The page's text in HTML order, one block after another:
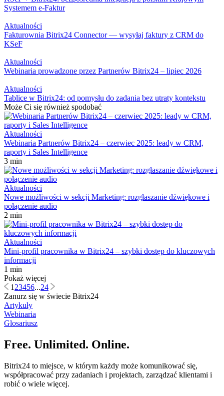
Systemem e-Faktur
Aktualności
Fakturownia Bitrix24 Connector — wysyłaj faktury z CRM do
KSeF
Aktualności
Webinaria prowadzone przez Partnerów Bitrix24 – lipiec 2026
Aktualności
Tablice w Bitrix24: od pomysłu do zadania bez utraty kontekstu
Może Ci się również spodobać
Aktualności
Webinaria Partnerów Bitrix24 – czerwiec 2025: leady w CRM,
raporty i Sales Intelligence
3 min
Aktualności
Nowe możliwości w sekcji Marketing: rozgłaszanie dźwiękowe i
połączenie audio
2 min
Aktualności
Mini-profil pracownika w Bitrix24 – szybki dostęp do kluczowych
informacji
1 min
Pokaż więcej
123456...24
Zanurz się w świecie Bitrix24
Artykuły
Webinaria
Glosariusz
Free. Unlimited. Online.
Bitrix24 to miejsce, w którym każdy może komunikować się,
współpracować przy zadaniach i projektach, zarządzać klientami i
robić o wiele więcej.